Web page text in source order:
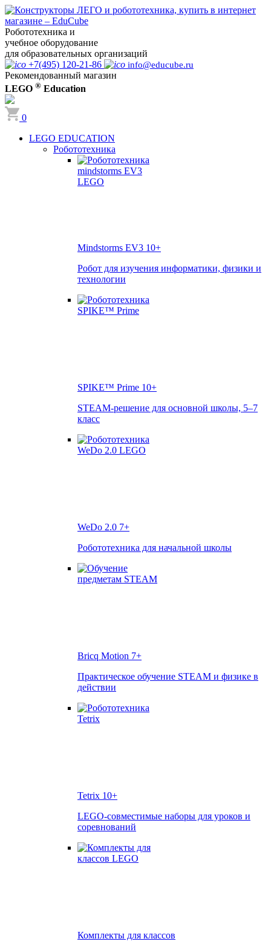
Робототехника и
учебное оборудование
для образовательных организаций
+7(495) 120-21-86
info@educube.ru
Рекомендованный магазин
LEGO ® Education
0
LEGO EDUCATION
Робототехника
Mindstorms EV3 10+
Робот для изучения информатики, физики и
технологии
SPIKE™ Prime 10+
STEAM-решение для основной школы, 5–7
класс
WeDo 2.0 7+
Робототехника для начальной школы
Bricq Motion 7+
Практическое обучение STEAM и физике в
действии
Tetrix 10+
LEGO-совместимые наборы для уроков и
соревнований
Комплекты для классов